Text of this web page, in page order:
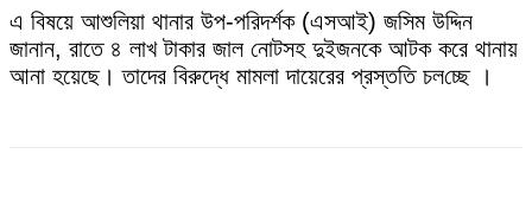
‎এ বিষয়ে আশুলিয়া থানার উপ-পরিদর্শক (এসআই) জসিম উদ্দিন
জানান, রাতে ৪ লাখ টাকার জাল নোটসহ দুইজনকে আটক করে থানায়
আনা হয়েছে। তাদের বিরুদ্ধে মামলা দায়েরের প্রস্ত‌তি চল‌চ্ছে ।